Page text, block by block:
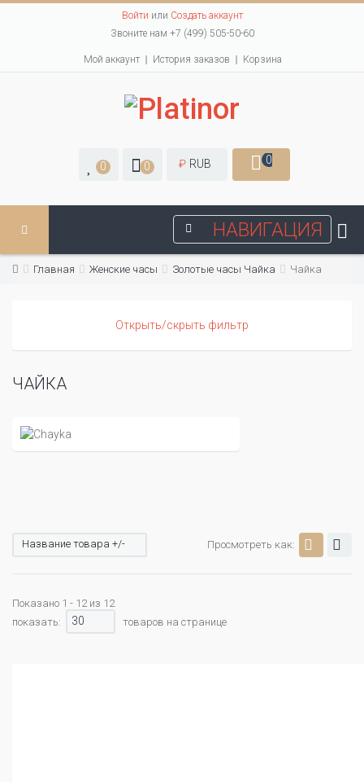
Войти или Создать аккаунт
Звоните нам +7 (499) 505-50-60
Мой аккаунт История заказов Корзина
0 0 ₽ RUB 0
НАВИГАЦИЯ
Главная Женские часы Золотые часы Чайка Чайка
Открыть/скрыть фильтр
ЧАЙКА
Просмотреть как:
Название товара +/-
Показано 1 - 12 из 12
показать:
30 товаров на странице